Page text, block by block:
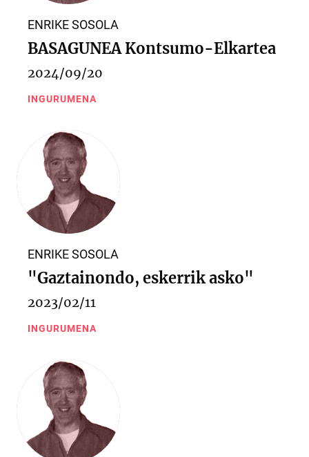
ENRIKE SOSOLA
BASAGUNEA Kontsumo-Elkartea
2024/09/20
INGURUMENA
ENRIKE SOSOLA
"Gaztainondo, eskerrik asko"
2023/02/11
INGURUMENA